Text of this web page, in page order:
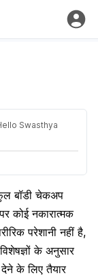
Swasthya
बॉडी चेकअप
कोई नकारात्मक
परेशानी नहीं है,
के अनुसार
के लिए तैयार